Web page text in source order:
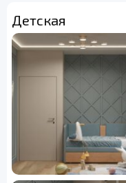
Детская